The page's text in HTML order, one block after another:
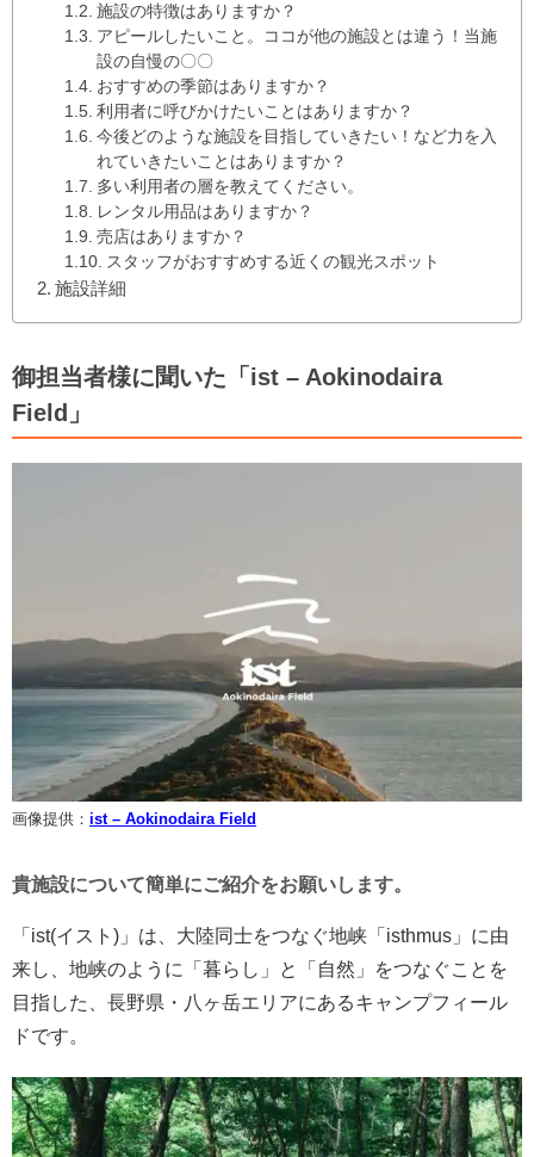
施設の特徴はありますか？
アピールしたいこと。ココが他の施設とは違う！当施
設の自慢の〇〇
おすすめの季節はありますか？
利用者に呼びかけたいことはありますか？
今後どのような施設を目指していきたい！など力を入
れていきたいことはありますか？
多い利用者の層を教えてください。
レンタル用品はありますか？
売店はありますか？
スタッフがおすすめする近くの観光スポット
施設詳細
御担当者様に聞いた「ist – Aokinodaira
Field」
画像提供： ist – Aokinodaira Field
貴施設について簡単にご紹介をお願いします。
「ist(イスト)」は、大陸同士をつなぐ地峡「isthmus」に由
来し、地峡のように「暮らし」と「自然」をつなぐことを
目指した、長野県・八ヶ岳エリアにあるキャンプフィール
ドです。